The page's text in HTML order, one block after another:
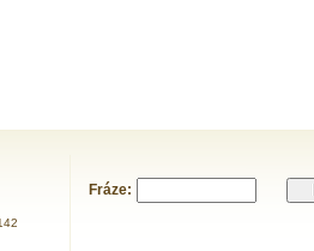
Fráze: